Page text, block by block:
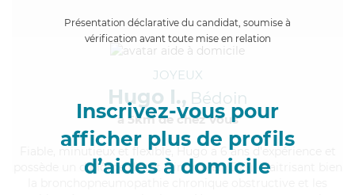
Présentation déclarative du candidat, soumise à
vérification avant toute mise en relation
Inscrivez-vous pour
afficher plus de profils
d’aides à domicile
JOYEUX
Hugo I., Bédoin
à 5km de chez Vous
, minutieux et flexible, Hugo a 6 ans d'expérience et
possède un diplôme d'Etat d'infirmier (DEI). Maitrisant bien